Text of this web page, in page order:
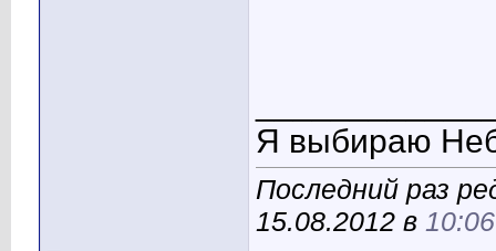
Я выбираю
Последний раз
15.08.2012 в 10:06